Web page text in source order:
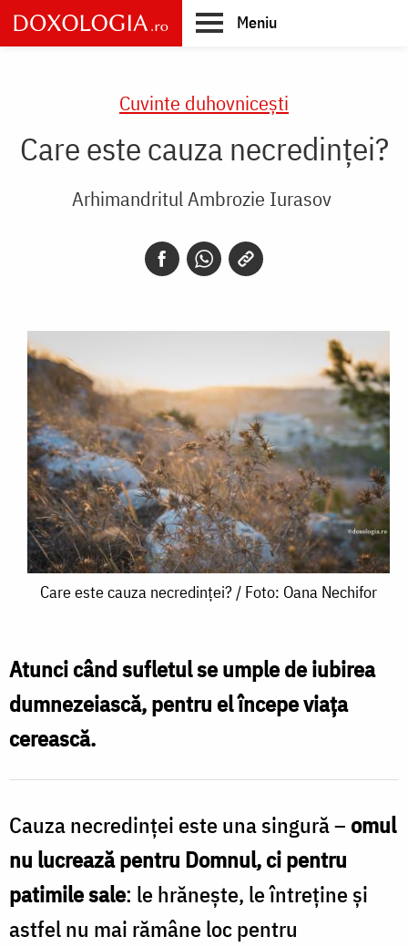
Skip
to
main
Meniu
Cuvinte duhovnicești
Care este cauza necredinței?
Arhimandritul Ambrozie Iurasov
Care
necredinței?
/
Foto:
Oana
Care este cauza necredinței? / Foto: Oana Nechifor
Atunci când sufletul se umple de iubirea
dumnezeiască, pentru el începe viața
cerească.
Cauza necredinței este una singură –omul
nu lucrează pentru Domnul, ci pentru
patimile sale: le hrănește, le întreține și
astfel nu mai rămâne loc pentru